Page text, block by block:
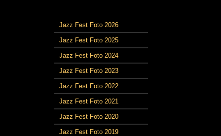
Jazz Fest Foto 2026
Jazz Fest Foto 2025
Jazz Fest Foto 2024
Jazz Fest Foto 2023
Jazz Fest Foto 2022
Jazz Fest Foto 2021
Jazz Fest Foto 2020
Jazz Fest Foto 2019